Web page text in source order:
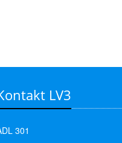
LV3
301